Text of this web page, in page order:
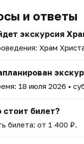
и ответы
экскурсия
Храм
18 июля 2026 •
стоит билет?
билета: от 1 400 ₽.